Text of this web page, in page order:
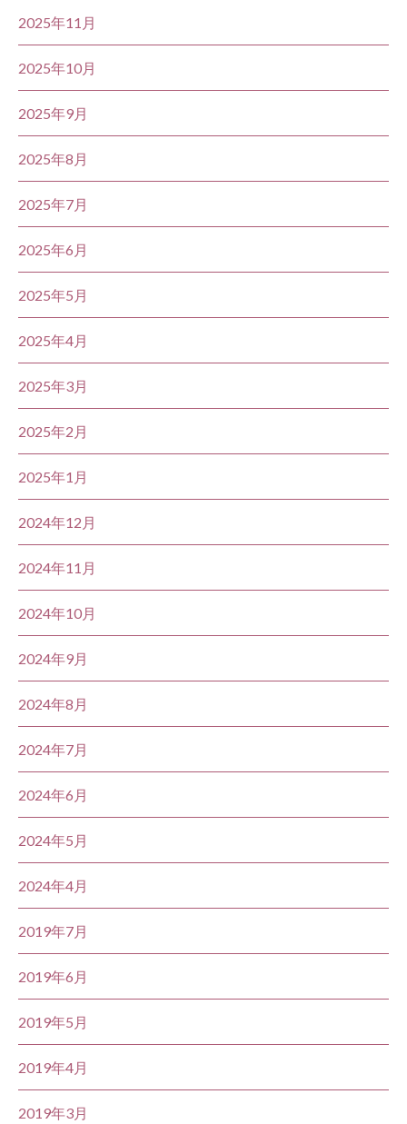
2025年11月
2025年10月
2025年9月
2025年8月
2025年7月
2025年6月
2025年5月
2025年4月
2025年3月
2025年2月
2025年1月
2024年12月
2024年11月
2024年10月
2024年9月
2024年8月
2024年7月
2024年6月
2024年5月
2024年4月
2019年7月
2019年6月
2019年5月
2019年4月
2019年3月